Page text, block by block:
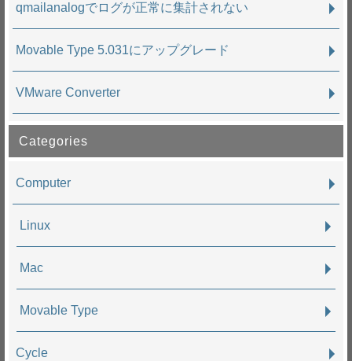
qmailanalogでログが正常に集計されない
Movable Type 5.031にアップグレード
VMware Converter
Categories
Computer
Linux
Mac
Movable Type
Cycle